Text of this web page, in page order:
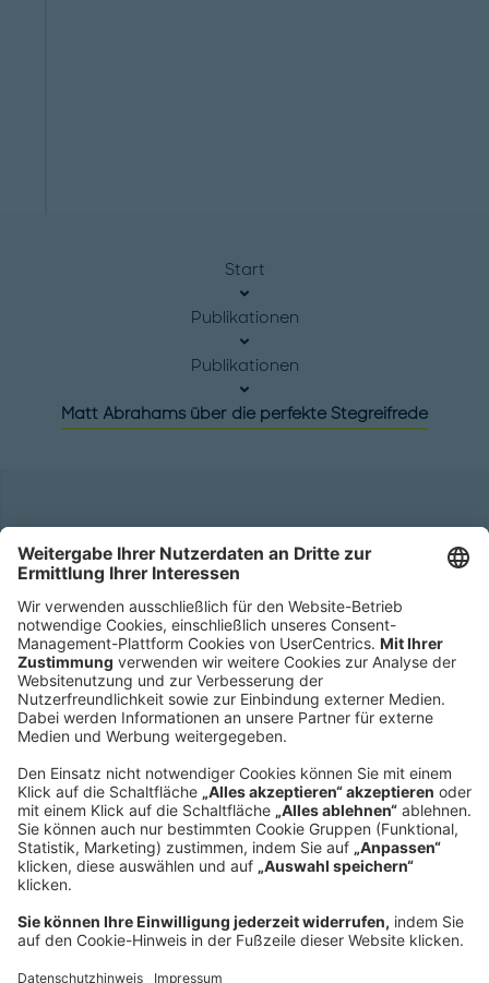
Start
Publikationen
Publikationen
Matt Abrahams über die perfekte Stegreifrede
Roland Berger GmbH
80538 München
Deutschland
Telefon:
+49 89 9230-0
Fax:
+49 89 9230-8202
Mail:
Senden Sie eine Nachricht
NEWSROOM
IMPRESSUM
HILFE